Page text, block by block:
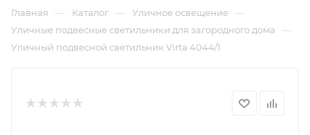
Главная — Каталог — Уличное освещение —
Уличные подвесные светильники для загородного дома —
Уличный подвесной светильник Virta 4044/1